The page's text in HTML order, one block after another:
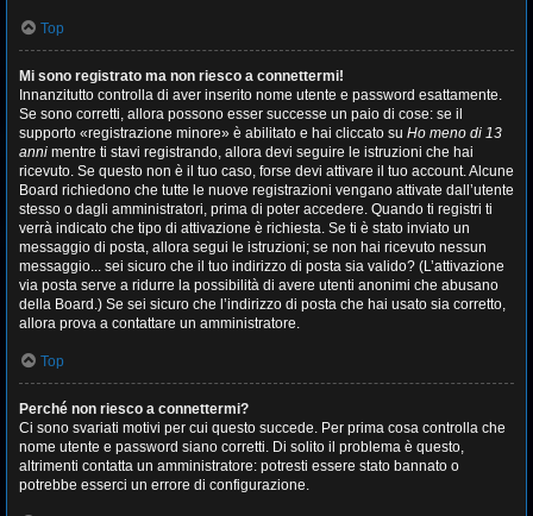
Top
Mi sono registrato ma non riesco a connettermi!
Innanzitutto controlla di aver inserito nome utente e password esattamente.
Se sono corretti, allora possono esser successe un paio di cose: se il
supporto «registrazione minore» è abilitato e hai cliccato su Ho meno di 13
anni mentre ti stavi registrando, allora devi seguire le istruzioni che hai
ricevuto. Se questo non è il tuo caso, forse devi attivare il tuo account. Alcune
Board richiedono che tutte le nuove registrazioni vengano attivate dall’utente
stesso o dagli amministratori, prima di poter accedere. Quando ti registri ti
verrà indicato che tipo di attivazione è richiesta. Se ti è stato inviato un
messaggio di posta, allora segui le istruzioni; se non hai ricevuto nessun
messaggio... sei sicuro che il tuo indirizzo di posta sia valido? (L’attivazione
via posta serve a ridurre la possibilità di avere utenti anonimi che abusano
della Board.) Se sei sicuro che l’indirizzo di posta che hai usato sia corretto,
allora prova a contattare un amministratore.
Top
Perché non riesco a connettermi?
Ci sono svariati motivi per cui questo succede. Per prima cosa controlla che
nome utente e password siano corretti. Di solito il problema è questo,
altrimenti contatta un amministratore: potresti essere stato bannato o
potrebbe esserci un errore di configurazione.